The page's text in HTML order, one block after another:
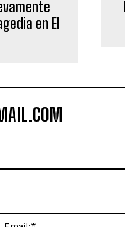
en El